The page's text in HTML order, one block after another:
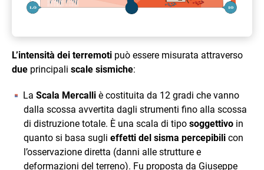
L’intensità dei terremoti può essere misurata attraverso
due principali scale sismiche:
La Scala Mercalli è costituita da 12 gradi che vanno
dalla scossa avvertita dagli strumenti fino alla scossa
di distruzione totale. È una scala di tipo soggettivo in
quanto si basa sugli effetti del sisma percepibili con
l’osservazione diretta (danni alle strutture e
deformazioni del terreno). Fu proposta da Giuseppe